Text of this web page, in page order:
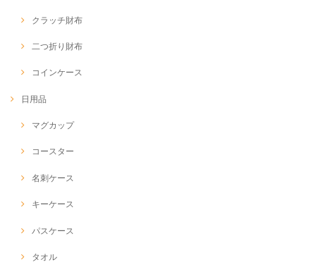
クラッチ財布
二つ折り財布
コインケース
日用品
マグカップ
コースター
名刺ケース
キーケース
パスケース
タオル